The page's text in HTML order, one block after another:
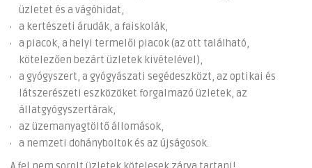
üzletet és a vágóhidat,
a kertészeti árudák, a faiskolák,
a piacok, a helyi termelői piacok (az ott található,
kötelezően bezárt üzletek kivételével),
a gyógyszert, a gyógyászati segédeszközt, az optikai és
látszerészeti eszközöket forgalmazó üzletek, az
állatgyógyszertárak,
az üzemanyagtöltő állomások,
a nemzeti dohányboltok és az újságosok.